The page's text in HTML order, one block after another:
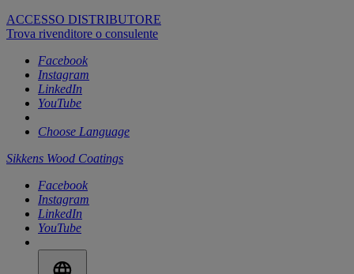
ACCESSO DISTRIBUTORE
Trova rivenditore o consulente
Facebook
Instagram
LinkedIn
YouTube
Choose Language
Sikkens Wood Coatings
Facebook
Instagram
LinkedIn
YouTube